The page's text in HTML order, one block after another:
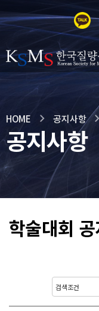
HOME 공지사항
공지사항
학술대회